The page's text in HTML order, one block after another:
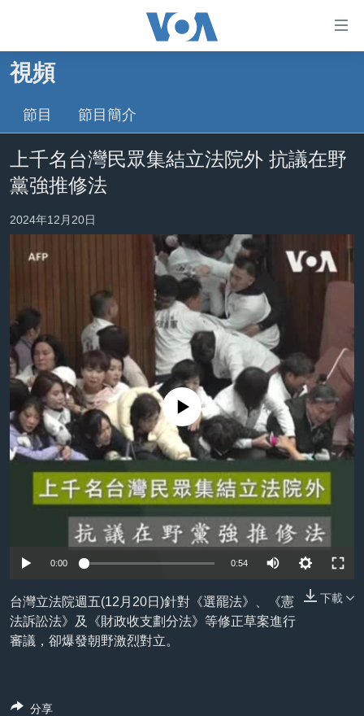
礙
鏈
到
內
容
跳
到
索
主頁
美國大選2024
台灣
海外港人
新聞自由
美國
中國
國際
經貿
視頻
VOA 60秒 (國際)
音頻
時事經緯
美國透視
建國史話
國語
其他語言網站
視頻
節目 節目簡介
上千名台灣民眾集結立法院外 抗議在野
黨強推修法
2024年12月20日
No media source currently available
0:00 0:54
下載
台灣立法院週五(12月20日)針對《選罷法》、《憲
法訴訟法》及《財政收支劃分法》等修正草案進行
審議，卻爆發朝野激烈對立。
分享